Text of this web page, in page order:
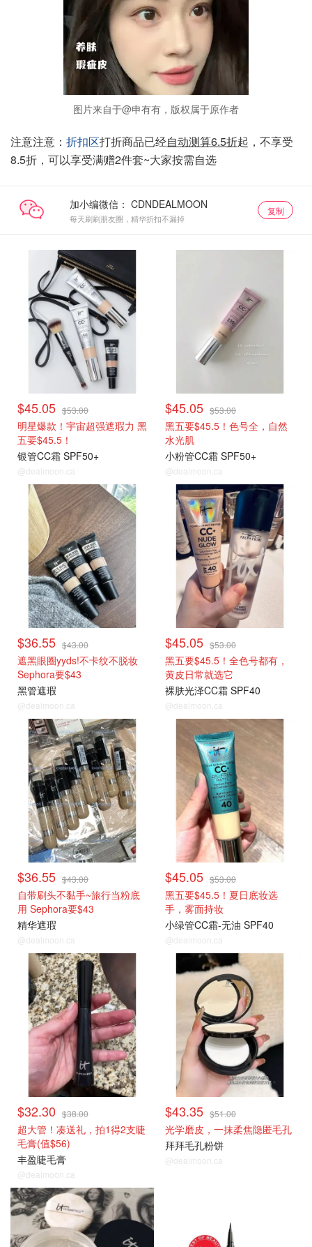
图片来自于@申有有，版权属于原作者
注意注意： 折扣区打折商品已经自动测算6.5折起，不享受
8.5折，可以享受满赠2件套~大家按需自选
加小编微信：
每天刷刷朋友圈，精华折扣不漏掉
复制
$45.05 $53.00
明星爆款！宇宙超强遮瑕力 黑
五要$45.5！
银管CC霜 SPF50+
@dealmoon.ca
$45.05 $53.00
黑五要$45.5！色号全，自然
水光肌
小粉管CC霜 SPF50+
@dealmoon.ca
热门彩妆
$36.55 $43.00
遮黑眼圈yyds!不卡纹不脱妆
Sephora要$43
黑管遮瑕
@dealmoon.ca
热门彩妆
$45.05 $53.00
黑五要$45.5！全色号都有，
黄皮日常就选它
裸肤光泽CC霜 SPF40
@dealmoon.ca
热门彩妆
$36.55 $43.00
自带刷头不黏手~旅行当粉底
用 Sephora要$43
精华遮瑕
@dealmoon.ca
$45.05 $53.00
黑五要$45.5！夏日底妆选
手，雾面持妆
小绿管CC霜-无油 SPF40
@dealmoon.ca
热门彩妆
$32.30 $38.00
超大管！凑送礼，拍1得2支睫
毛膏(值$56)
丰盈睫毛膏
@dealmoon.ca
$43.35 $51.00
光学磨皮，一抹柔焦隐匿毛孔
拜拜毛孔粉饼
@dealmoon.ca
热门彩妆